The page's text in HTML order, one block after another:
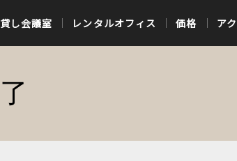
貸し会議室 レンタルオフィス 価格 ア